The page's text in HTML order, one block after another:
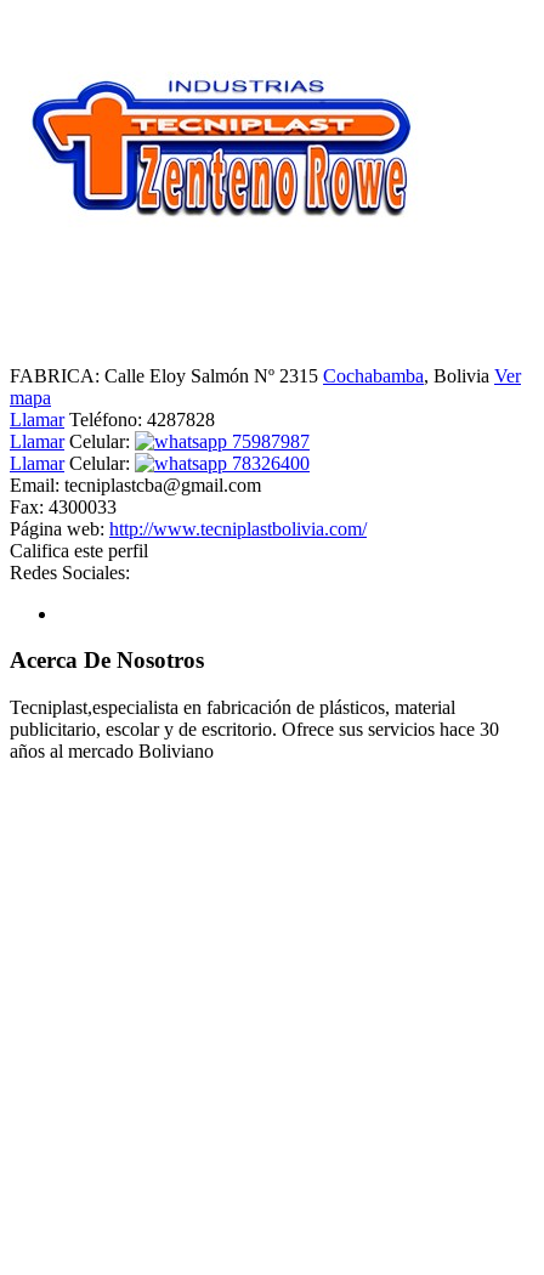
FABRICA: Calle Eloy Salmón Nº 2315 Cochabamba, Bolivia Ver
mapa
Llamar Teléfono: 4287828
Llamar Celular:
75987987
Llamar Celular:
78326400
Email: tecniplastcba@gmail.com
Fax: 4300033
Página web: http://www.tecniplastbolivia.com/
Califica este perfil
Redes Sociales:
Acerca De Nosotros
Tecniplast,especialista en fabricación de plásticos, material
publicitario, escolar y de escritorio. Ofrece sus servicios hace 30
años al mercado Boliviano